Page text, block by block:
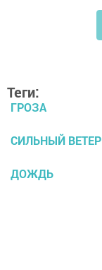
Теги:
ГРОЗА
СИЛЬНЫЙ ВЕТЕР
ДОЖДЬ